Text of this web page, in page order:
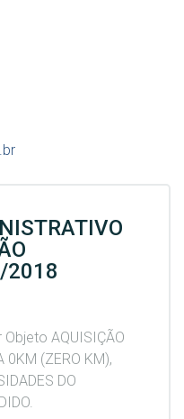
2018
AQUISIÇÃO
0KM (ZERO KM),
DO